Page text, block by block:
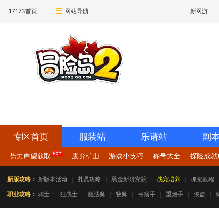
17173首页 网站导航 新网游
专区首页 服装站 乐谱站 副
势力声望获取 废弃矿山 游戏小技巧 称号大全 探险成就
新版攻略： 新版本活动 扎昆攻略 黑金新研究院 战宠培养 抓宠教程
职业攻略： 骑士 狂战士 魔法师 牧师 弓箭手 重炮手 侠盗